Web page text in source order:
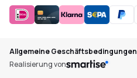
Allgemeine Geschäftsbedingungen
Realisierung von